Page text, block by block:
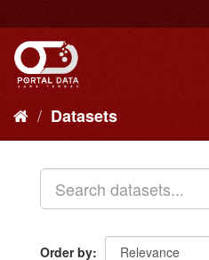
to
content
Datasets
Order by